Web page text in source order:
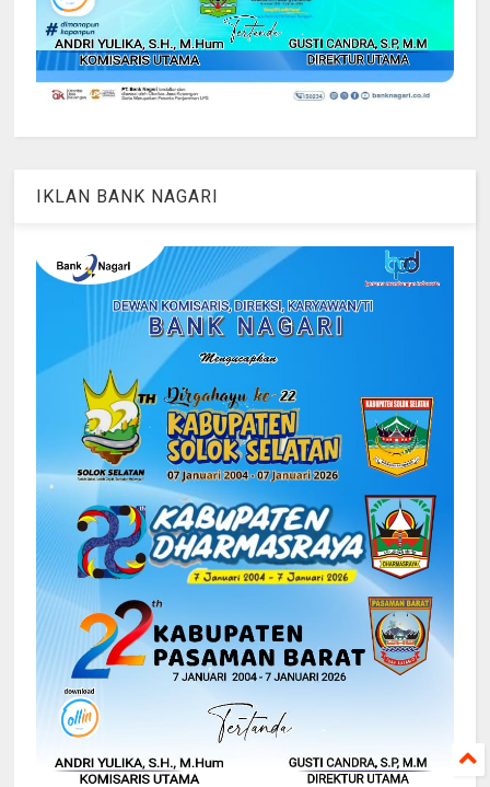
IKLAN BANK NAGARI